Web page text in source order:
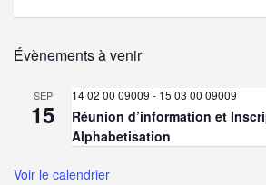
Évènements à venir
SEP
15
14 02 00 09009 - 15 03 00 09009
Réunion d’information et
Alphabetisation
Voir le calendrier